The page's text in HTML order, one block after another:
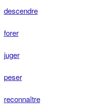
descendre
forer
juger
peser
reconnaître